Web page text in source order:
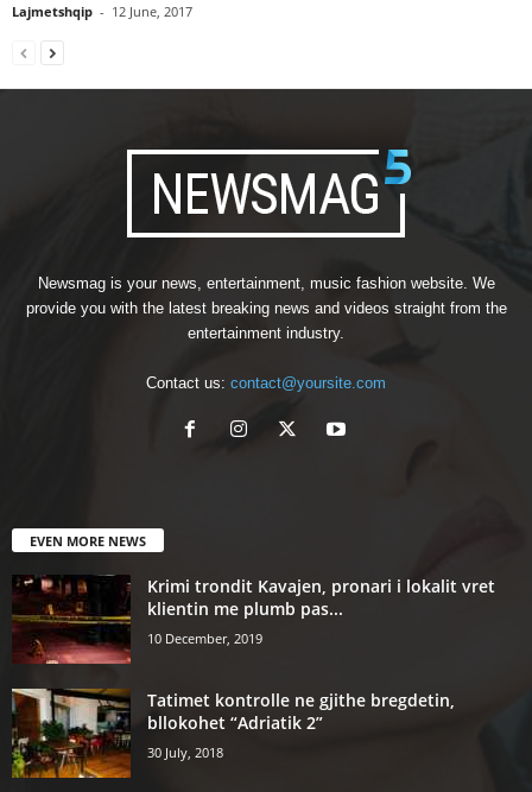
Lajmetshqip - 12 June, 2017
Newsmag is your news, entertainment, music fashion website. We
provide you with the latest breaking news and videos straight from the
entertainment industry.
Contact us: contact@yoursite.com
EVEN MORE NEWS
Krimi trondit Kavajen, pronari i lokalit vret
klientin me plumb pas...
10 December, 2019
Tatimet kontrolle ne gjithe bregdetin,
bllokohet “Adriatik 2”
30 July, 2018